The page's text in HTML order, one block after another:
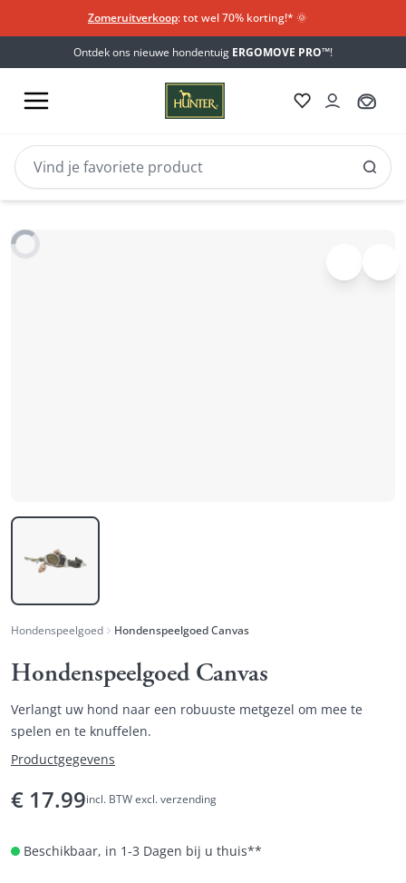
Zomeruitverkoop: tot wel 70% korting!*​ 🌞
Ontdek ons nieuwe hondentuig ERGOMOVE PRO™!
Hondenspeelgoed Hondenspeelgoed Canvas
Hondenspeelgoed Canvas
Verlangt uw hond naar een robuuste metgezel om mee te
spelen en te knuffelen.
Productgegevens
€ 17.99incl. BTW excl. verzending
Beschikbaar, in 1-3 Dagen bij u thuis**